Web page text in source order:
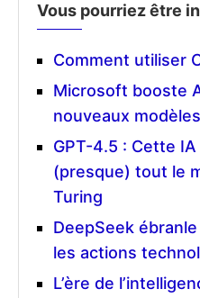
Vous pourriez être
Comment utiliser
Microsoft booste
nouveaux
GPT-4.5 : Cette
(presque) tout le
Turing
DeepSeek
les actions
L’ère de